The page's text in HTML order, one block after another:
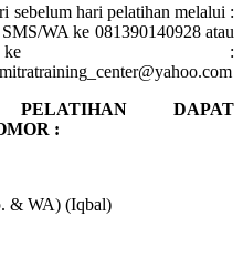
sebelum hari pelatihan melalui :
WA ke 081390140928 atau
ke :
DAPAT
:
& WA) (Iqbal)